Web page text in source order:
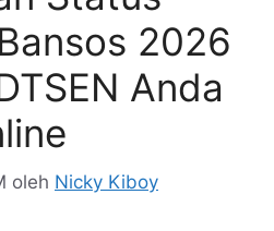
2026
Anda
oleh Nicky Kiboy